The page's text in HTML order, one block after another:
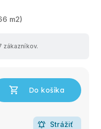
m2)
zákazníkov.
Strážiť